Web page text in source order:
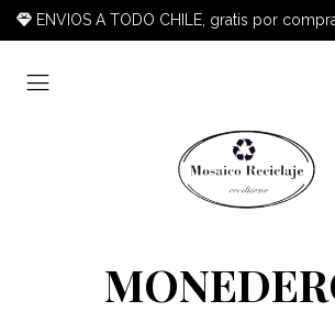
ENVIOS A TODO CHILE, gratis por